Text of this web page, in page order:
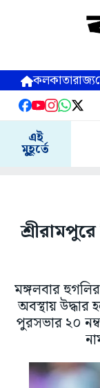
কলকাতারাজ্য
এই
মুহূর্তে
মঙ্গলবার
অবস্থায় উদ্ধার
পুরসভার ২০